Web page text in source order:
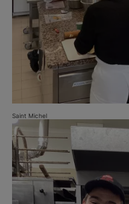
Saint Michel